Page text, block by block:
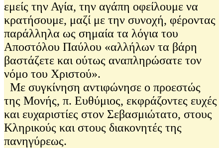
εμείς την Αγία, την αγάπη οφείλουμε να
κρατήσουμε, μαζί με την συνοχή, φέροντας
παράλληλα ως σημαία τα λόγια του
Αποστόλου Παύλου «αλλήλων τα βάρη
βαστάζετε και ούτως αναπληρώσατε τον
νόμο του Χριστού».
Με συγκίνηση αντιφώνησε ο προεστώς
της Μονής, π. Ευθύμιος, εκφράζοντες ευχές
και ευχαριστίες στον Σεβασμιώτατο, στους
Κληρικούς και στους διακονητές της
πανηγύρεως.